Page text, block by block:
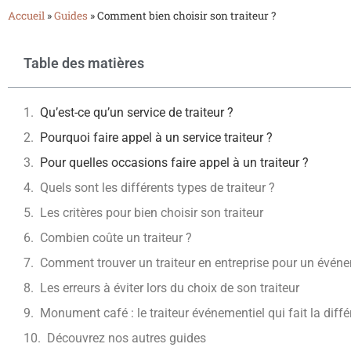
Accueil »Guides »Comment bien choisir son traiteur ?
Table des matières
Qu’est-ce qu’un service de traiteur ?
Pourquoi faire appel à un service traiteur ?
Pour quelles occasions faire appel à un traiteur ?
Quels sont les différents types de traiteur ?
Les critères pour bien choisir son traiteur
Combien coûte un traiteur ?
Comment trouver un traiteur en entreprise pour un
Les erreurs à éviter lors du choix de son traiteur
Monument café : le traiteur événementiel qui fait la
Découvrez nos autres guides